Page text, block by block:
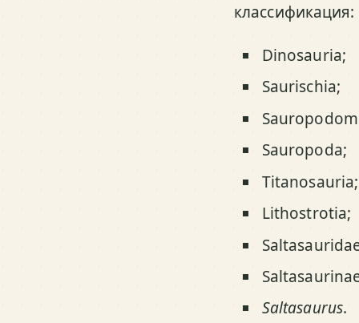
классификация:
Dinosauria;
Saurischia;
Sauropoda;
Titanosauria;
Lithostrotia;
Saltasaurus.